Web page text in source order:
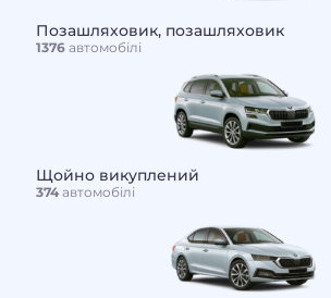
Позашляховик, позашляховик
1376автомобілі
Щойно викуплений
374автомобілі